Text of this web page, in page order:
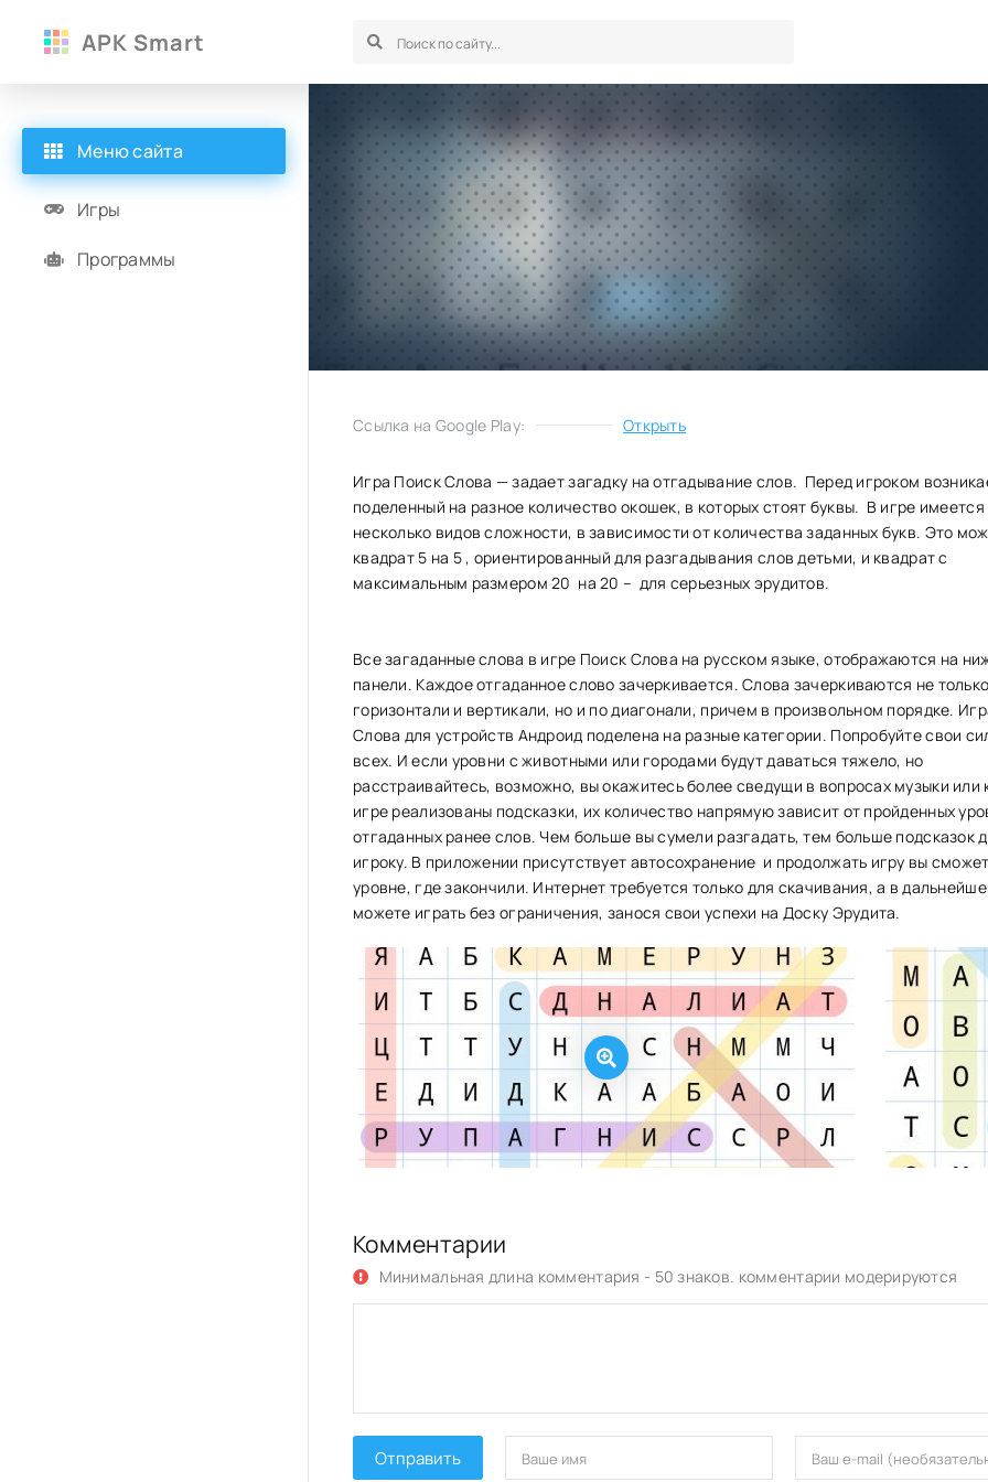
APK Smart
Поиск слова
Игры / Логические
Скачать
Ссылка на Google Play: Открыть
Игра Поиск Слова — задает загадку на отгадывание слов. Перед игроком
поделенный на разное количество окошек, в которых стоят буквы. В игре имеется
несколько видов сложности, в зависимости от количества заданных букв. Это
квадрат 5 на 5 , ориентированный для разгадывания слов детьми, и квадрат с
максимальным размером 20 на 20 – для серьезных эрудитов.
Все загаданные слова в игре Поиск Слова на русском языке, отображаются на
панели. Каждое отгаданное слово зачеркивается. Слова зачеркиваются не
горизонтали и вертикали, но и по диагонали, причем в произвольном порядке.
Слова для устройств Андроид поделена на разные категории. Попробуйте свои
всех. И если уровни с животными или городами будут даваться тяжело, но
расстраивайтесь, возможно, вы окажитесь более сведущи в вопросах музыки или
игре реализованы подсказки, их количество напрямую зависит от пройденных
отгаданных ранее слов. Чем больше вы сумели разгадать, тем больше подсказок
игроку. В приложении присутствует автосохранение и продолжать игру вы
уровне, где закончили. Интернет требуется только для скачивания, а в
можете играть без ограничения, занося свои успехи на Доску Эрудита.
Комментарии
Минимальная длина комментария - 50 знаков. комментарии модерируются
Отправить
Меню сайта
Игры
Программы